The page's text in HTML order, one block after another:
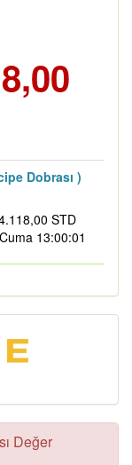
Dobrası )
STD
13:00:01
Değer